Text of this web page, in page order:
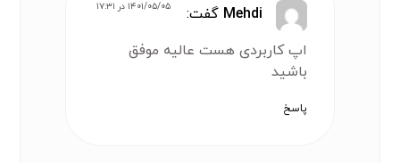
Mehdi گفت: ۱۴۰۱/۰۵/۰۵ در ۱۷:۳۱
اپ کاربردی هست عالیه موفق
باشید
پاسخ